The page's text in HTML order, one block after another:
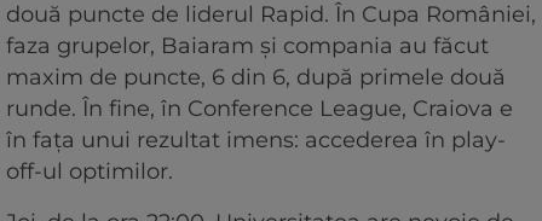
două puncte de liderul Rapid. În Cupa României,
faza grupelor, Baiaram și compania au făcut
maxim de puncte, 6 din 6, după primele două
runde. În fine, în Conference League, Craiova e
în fața unui rezultat imens: accederea în play-
off-ul optimilor.